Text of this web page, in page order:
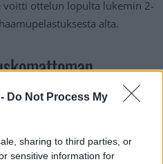
Do Not Process My
sharing to third parties, or
sensitive information for
voitti ottelun lopulta lukemin 2-
alta.